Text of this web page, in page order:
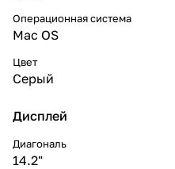
Операционная система
Mac OS
Цвет
Серый
Дисплей
Диагональ
14.2"